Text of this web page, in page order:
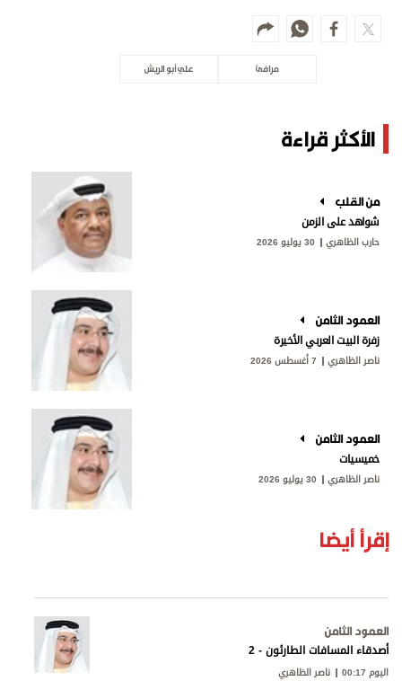
مرافئ علي أبو الريش
الأكثر قراءة
من القلب
شواهد على الزمن
حارب الظاهري 30 يوليو 2026
العمود الثامن
زفرة البيت العربي الأخيرة
ناصر الظاهري 7 أغسطس 2026
العمود الثامن
خميسيات
ناصر الظاهري 30 يوليو 2026
إقرأ أيضا
العمود الثامن
أصدقاء المسافات الطارئون - 2
اليوم 00:17 ناصر الظاهري